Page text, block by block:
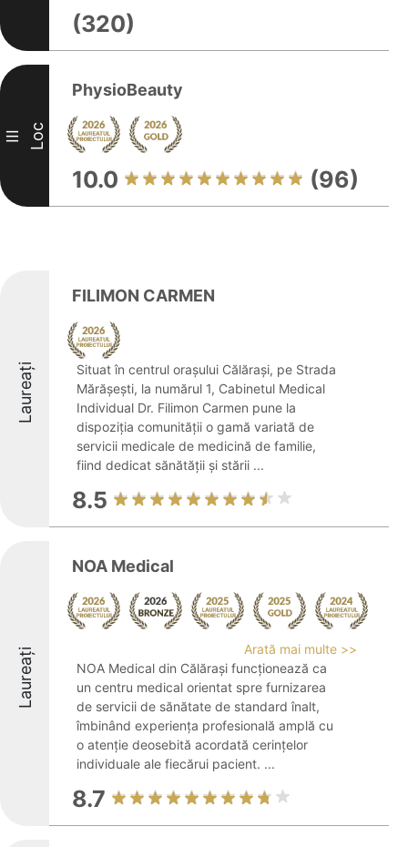
(320)
III Loc
PhysioBeauty
10.0 (96)
Laureați
FILIMON CARMEN
Situat în centrul orașului Călărași, pe Strada
Mărășești, la numărul 1, Cabinetul Medical
Individual Dr. Filimon Carmen pune la
dispoziția comunității o gamă variată de
servicii medicale de medicină de familie,
fiind dedicat sănătății și stării ...
8.5
Laureați
NOA Medical
Arată mai multe >>
NOA Medical din Călărași funcționează ca
un centru medical orientat spre furnizarea
de servicii de sănătate de standard înalt,
îmbinând experiența profesională amplă cu
o atenție deosebită acordată cerințelor
individuale ale fiecărui pacient. ...
8.7